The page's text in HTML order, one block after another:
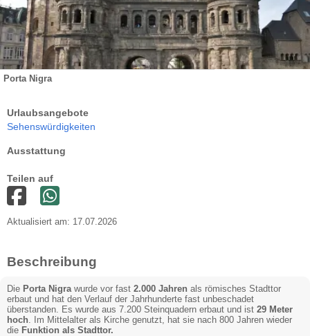
Porta Nigra
Urlaubsangebote
Sehenswürdigkeiten
Ausstattung
Teilen auf
Aktualisiert am: 17.07.2026
Beschreibung
Die Porta Nigrawurde vor fast 2.000 Jahren als römisches Stadttor
erbaut und hat den Verlauf der Jahrhunderte fast unbeschadet
überstanden. Es wurde aus 7.200 Steinquadern erbaut und ist 29 Meter
hoch. Im Mittelalter als Kirche genutzt, hat sie nach 800 Jahren wieder
die Funktion als Stadttor.